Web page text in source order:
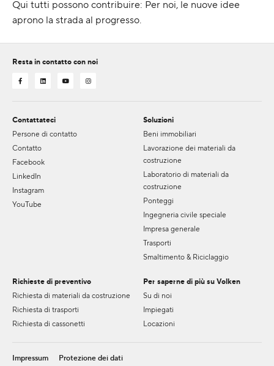
Qui tutti possono contribuire: Per noi, le nuove idee
aprono la strada al progresso.
Resta in contatto con noi
Contattateci
Persone di contatto
Contatto
Facebook
LinkedIn
Instagram
YouTube
Soluzioni
Beni immobiliari
Lavorazione dei materiali da
costruzione
Laboratorio di materiali da
costruzione
Ponteggi
Ingegneria civile speciale
Impresa generale
Trasporti
Smaltimento & Riciclaggio
Richieste di preventivo
Richiesta di materiali da costruzione
Richiesta di trasporti
Richiesta di cassonetti
Per saperne di più su Volken
Su di noi
Impiegati
Locazioni
Impressum
Protezione dei dati